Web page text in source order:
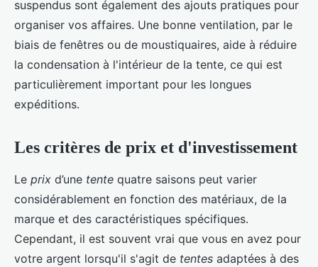
suspendus sont également des ajouts pratiques pour
organiser vos affaires. Une bonne ventilation, par le
biais de fenêtres ou de moustiquaires, aide à réduire
la condensation à l'intérieur de la tente, ce qui est
particulièrement important pour les longues
expéditions.
Les critères de prix et d'investissement
Le prix d’une tente quatre saisons peut varier
considérablement en fonction des matériaux, de la
marque et des caractéristiques spécifiques.
Cependant, il est souvent vrai que vous en avez pour
votre argent lorsqu'il s'agit de tentes adaptées à des